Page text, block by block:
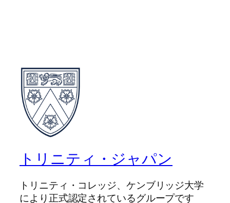
トリニティ・ジャパン
トリニティ・コレッジ、ケンブリッジ大学
により正式認定されているグループです